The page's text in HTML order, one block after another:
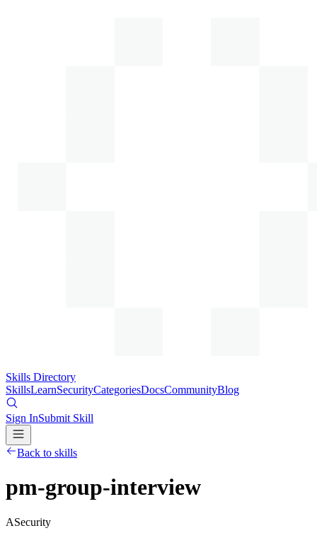
Skills Directory
SkillsLearnSecurityCategoriesDocsCommunityBlog
Sign InSubmit Skill
Back to skills
pm-group-interview
ASecurity